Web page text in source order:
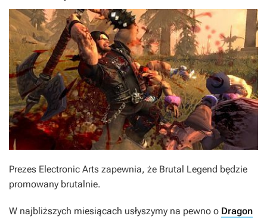
Prezes Electronic Arts zapewnia, że Brutal Legend będzie
promowany brutalnie.
W najbliższych miesiącach usłyszymy na pewno o Dragon